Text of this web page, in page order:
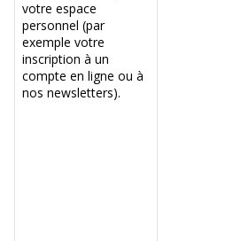
votre espace
personnel (par
exemple votre
inscription à un
compte en ligne ou à
nos newsletters).